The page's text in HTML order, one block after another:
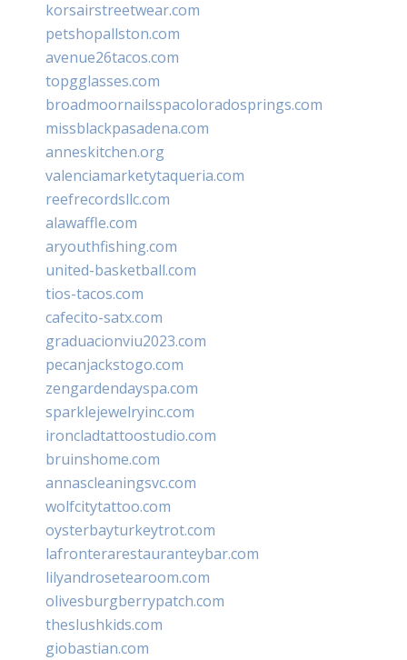
korsairstreetwear.com
petshopallston.com
avenue26tacos.com
topgglasses.com
broadmoornailsspacoloradosprings.com
missblackpasadena.com
anneskitchen.org
valenciamarketytaqueria.com
reefrecordsllc.com
alawaffle.com
aryouthfishing.com
united-basketball.com
tios-tacos.com
cafecito-satx.com
graduacionviu2023.com
pecanjackstogo.com
zengardendayspa.com
sparklejewelryinc.com
ironcladtattoostudio.com
bruinshome.com
annascleaningsvc.com
wolfcitytattoo.com
oysterbayturkeytrot.com
lafronterarestauranteybar.com
lilyandrosetearoom.com
olivesburgberrypatch.com
theslushkids.com
giobastian.com